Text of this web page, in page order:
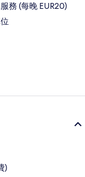
務 (每晚 EUR20)
)